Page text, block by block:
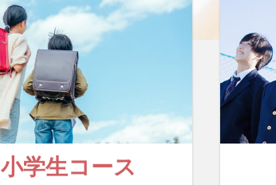
小学生コース